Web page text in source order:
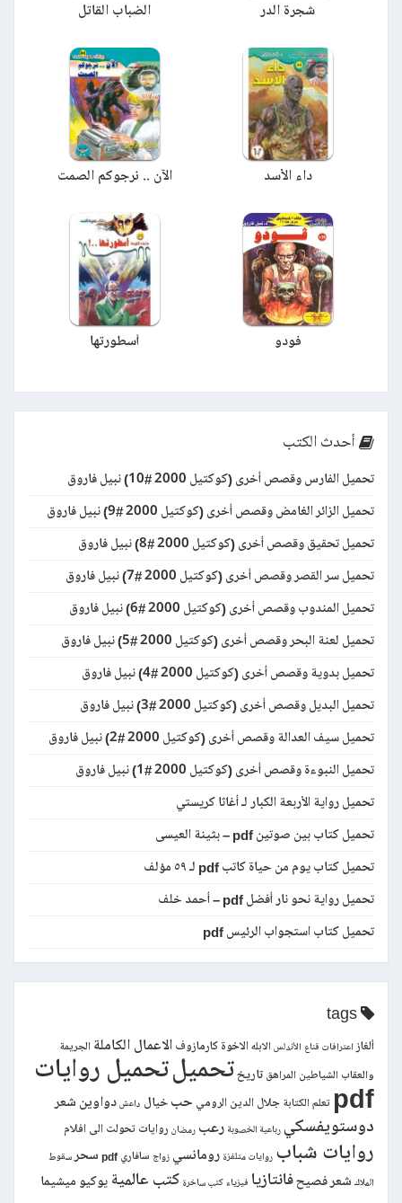
شجرة الدر الضباب القاتل
داء الأسد الآن .. نرجوكم الصمت
فودو أسطورتها
أحدث الكتب
تحميل الفارس وقصص أخرى (كوكتيل 2000 #10) نبيل فاروق
تحميل الزائر الغامض وقصص أخرى (كوكتيل 2000 #9) نبيل فاروق
تحميل تحقيق وقصص أخرى (كوكتيل 2000 #8) نبيل فاروق
تحميل سر القصر وقصص أخرى (كوكتيل 2000 #7) نبيل فاروق
تحميل المندوب وقصص أخرى (كوكتيل 2000 #6) نبيل فاروق
تحميل لعنة البحر وقصص أخرى (كوكتيل 2000 #5) نبيل فاروق
تحميل بدوية وقصص أخرى (كوكتيل 2000 #4) نبيل فاروق
تحميل البديل وقصص أخرى (كوكتيل 2000 #3) نبيل فاروق
تحميل سيف العدالة وقصص أخرى (كوكتيل 2000 #2) نبيل فاروق
تحميل النبوءة وقصص أخرى (كوكتيل 2000 #1) نبيل فاروق
تحميل رواية الأربعة الكبار لـ أغاثا كريستي
تحميل كتاب بين صوتين pdf – بثينة العيسى
تحميل كتاب يوم من حياة كاتب pdf لـ ٥٩ مؤلف
تحميل رواية نحو نار أفضل pdf – أحمد خلف
تحميل كتاب استجواب الرئيس pdf
ألغاز اعترافات قناع الأندلس الابلهالاخوة كارمازوف الاعمال الكاملة الجريمة
والعقاب الشياطين المراهق تاريختحميلتحميل روايات
pdf تعلم الكتابة جلال الدين الرومي حب خيال داعش دواوين شعر
دوستويفسكي رباعية الخصوبة رعب رمضان روايات تحولت الى افلام
روايات شباب روايات متلفزة رومانسي زواج سافاري pdf سحر سقوط
الملاك شعر فصيحفانتازيا فيزياء كتب ساخرة كتب عالمية يوكيو ميشيما